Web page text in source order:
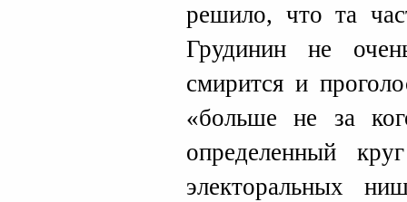
решило, что та
Грудинин не
смирится и
«больше не за
определенный
электоральных